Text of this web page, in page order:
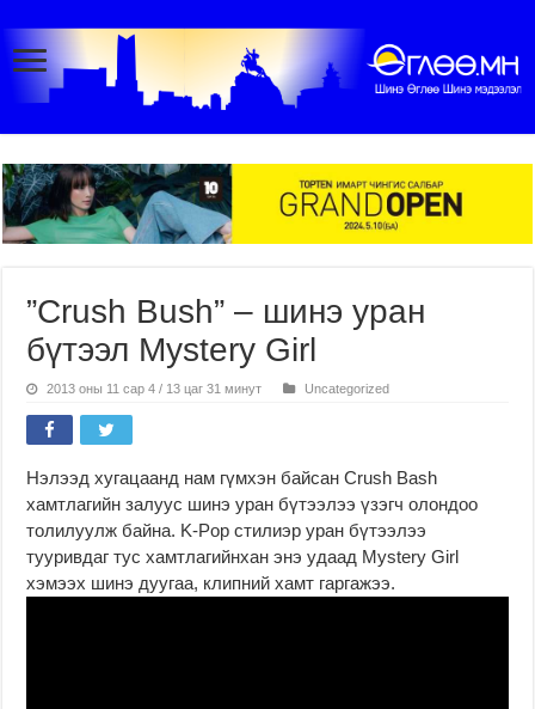
”Crush Bush” – шинэ уран
бүтээл Mystery Girl
2013 оны 11 сар 4 / 13 цаг 31 минут Uncategorized
Нэлээд хугацаанд нам гүмхэн байсан Crush Bash
хамтлагийн залуус шинэ уран бүтээлээ үзэгч олондоо
толилуулж байна. K-Pop стилиэр уран бүтээлээ
тууривдаг тус хамтлагийнхан энэ удаад Mystery Girl
хэмээх шинэ дуугаа, клипний хамт гаргажээ.